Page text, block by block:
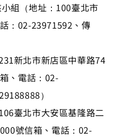
組（地址：100臺北市
：02-23971592、傳
新北市新店區中華路74
、電話：02-
）
臺北市大安區基隆路二
號信箱、電話：02-